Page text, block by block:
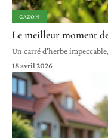
GAZON
Le meilleur moment
Un carré d'herbe
18 avril 2026